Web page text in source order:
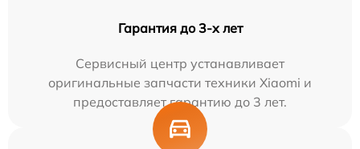
Гарантия до 3-х лет
Сервисный центр устанавливает
оригинальные запчасти техники Xiaomi и
предоставляет гарантию до 3 лет.